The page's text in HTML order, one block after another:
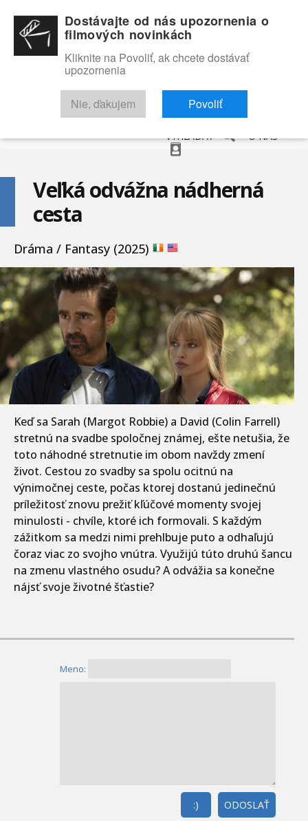
RECENZIE TRAILERY FILMOVÁ DATABÁZA
VYHĽADAŤ O NÁS
Veľká odvážna nádherná
cesta
Dráma / Fantasy (2025)
Keď sa Sarah (Margot Robbie) a David (Colin Farrell)
stretnú na svadbe spoločnej známej, ešte netušia, že
toto náhodné stretnutie im obom navždy zmení
život. Cestou zo svadby sa spolu ocitnú na
výnimočnej ceste, počas ktorej dostanú jedinečnú
príležitosť znovu prežiť kľúčové momenty svojej
minulosti - chvíle, ktoré ich formovali. S každým
zážitkom sa medzi nimi prehlbuje puto a odhaľujú
čoraz viac zo svojho vnútra. Využijú túto druhú šancu
na zmenu vlastného osudu? A odvážia sa konečne
nájsť svoje životné šťastie?
Meno:
ODOSLAŤ
:)
Dostávajte od nás upozornenia o
filmových novinkách
Kliknite na Povoliť, ak chcete dostávať
upozornenia
Nie, ďakujem Povoliť